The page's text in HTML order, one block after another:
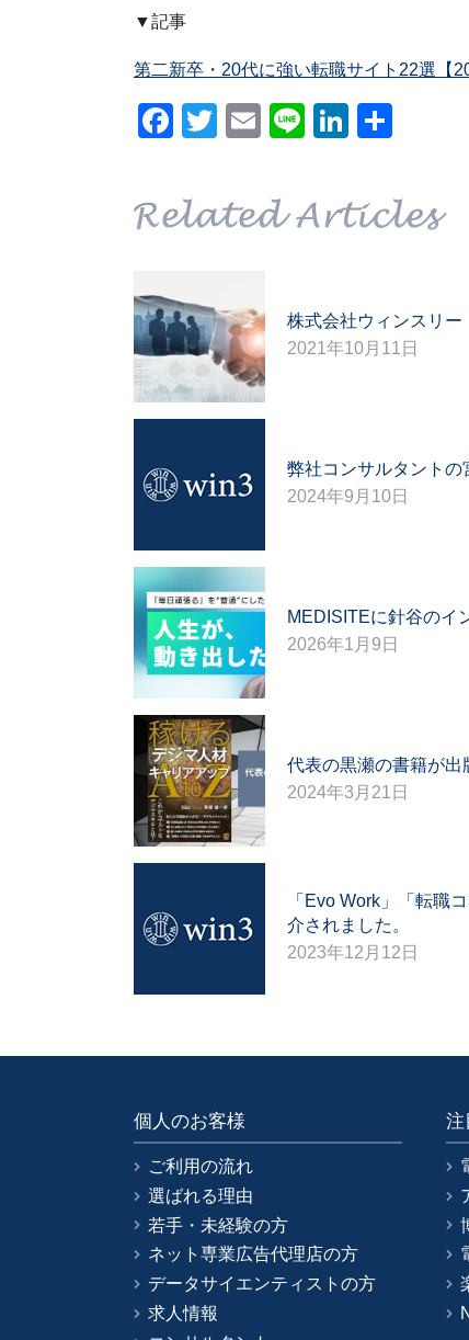
▼記事
第二新卒・20代に強い転職サイト22選【
Facebook
Twitter
EmailLineLinkedIn
株式会社ウィンスリ
2021年10月11日
弊社コンサルタントの
2024年9月10日
MEDISITEに針谷のイ
2026年1月9日
代表の黒瀬の書籍が出
2024年3月21日
「Evo Work」「転職
介されました。
2023年12月12日
個人のお客様
ご利用の流れ
選ばれる理由
若手・未経験の方
ネット専業広告代理店の方
データサイエンティストの方
求人情報
注